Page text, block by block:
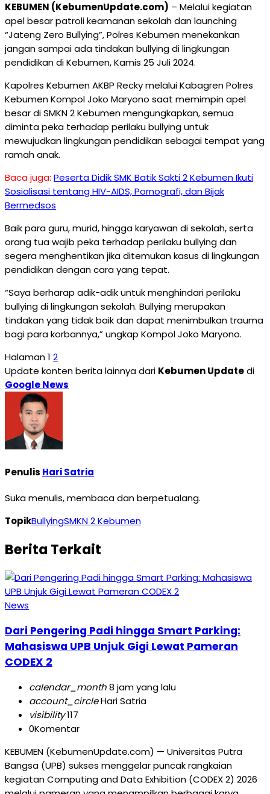
KEBUMEN (KebumenUpdate.com) – Melalui kegiatan
apel besar patroli keamanan sekolah dan launching
“Jateng Zero Bullying”, Polres Kebumen menekankan
jangan sampai ada tindakan bullying di lingkungan
pendidikan di Kebumen, Kamis 25 Juli 2024.
Kapolres Kebumen AKBP Recky melalui Kabagren Polres
Kebumen Kompol Joko Maryono saat memimpin apel
besar di SMKN 2 Kebumen mengungkapkan, semua
diminta peka terhadap perilaku bullying untuk
mewujudkan lingkungan pendidikan sebagai tempat yang
ramah anak.
Baca juga: Peserta Didik SMK Batik Sakti 2 Kebumen Ikuti
Sosialisasi tentang HIV-AIDS, Pornografi, dan Bijak
Bermedsos
Baik para guru, murid, hingga karyawan di sekolah, serta
orang tua wajib peka terhadap perilaku bullying dan
segera menghentikan jika ditemukan kasus di lingkungan
pendidikan dengan cara yang tepat.
“Saya berharap adik-adik untuk menghindari perilaku
bullying di lingkungan sekolah. Bullying merupakan
tindakan yang tidak baik dan dapat menimbulkan trauma
bagi para korbannya,” ungkap Kompol Joko Maryono.
Halaman1 2
Update konten berita lainnya dari Kebumen Updatedi
Google News
Penulis Hari Satria
Suka menulis, membaca dan berpetualang.
TopikBullyingSMKN 2 Kebumen
Berita Terkait
News
Dari Pengering Padi hingga Smart Parking:
Mahasiswa UPB Unjuk Gigi Lewat Pameran
CODEX 2
calendar_month8 jam yang lalu
account_circleHari Satria
visibility117
0Komentar
KEBUMEN (KebumenUpdate.com) — Universitas Putra
Bangsa (UPB) sukses menggelar puncak rangkaian
kegiatan Computing and Data Exhibition (CODEX 2) 2026